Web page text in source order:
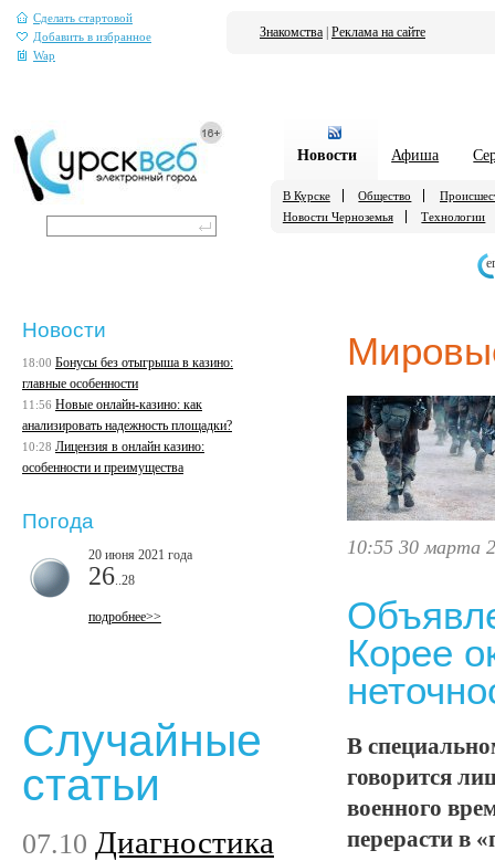
Сделать стартовой
Добавить в избранное
Wap
Знакомства Реклама на сайте
Новости Афиша
В Курске Общество
Новости Черноземья
Технологии
10:55 30 марта
Корее
В
говорится
военного
перерасти в
Новости
18:00 Бонусы без отыгрыша в казино:
главные особенности
11:56 Новые онлайн-казино: как
анализировать надежность площадки?
10:28 Лицензия в онлайн казино:
особенности и преимущества
Погода
20 июня 2021 года
26 ..28
подробнее>>
Случайные
статьи
07.10 Диагностика